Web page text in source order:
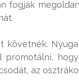
fogják
az